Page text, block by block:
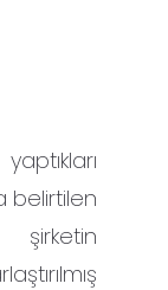
belirtilen